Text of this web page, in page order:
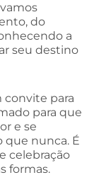
vamos
do
a
seu destino
convite para
para que
e se
que nunca. É
celebração
formas.